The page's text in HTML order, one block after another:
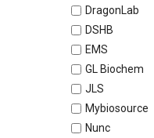
DragonLab
DSHB
EMS
GL Biochem
JLS
Mybiosource
Nunc